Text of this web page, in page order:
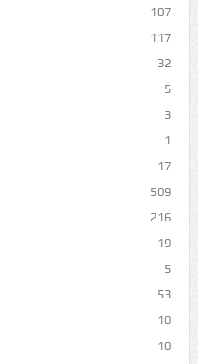
107
117
32
5
3
1
17
509
216
19
5
53
10
10